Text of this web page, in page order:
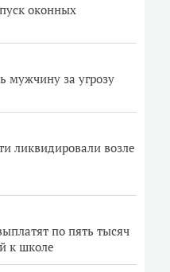
оконных
мужчину за угрозу
ликвидировали возле
по пять тысяч
к школе